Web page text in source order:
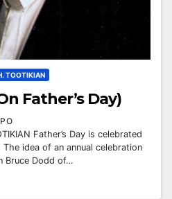
TOOTIKIAN
Father’s Day)
Father’s Day is celebrated
idea of an annual celebration
Bruce Dodd of…